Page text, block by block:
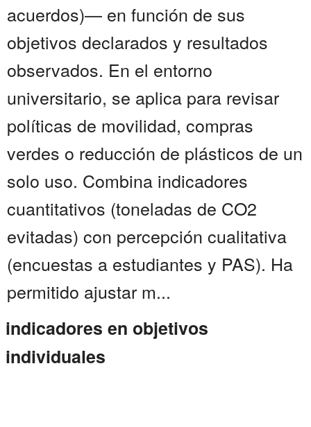
acuerdos)— en función de sus
objetivos declarados y resultados
observados. En el entorno
universitario, se aplica para revisar
políticas de movilidad, compras
verdes o reducción de plásticos de un
solo uso. Combina indicadores
cuantitativos (toneladas de CO2
evitadas) con percepción cualitativa
(encuestas a estudiantes y PAS). Ha
permitido ajustar m...
indicadores en objetivos
individuales